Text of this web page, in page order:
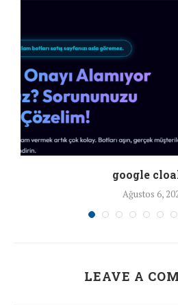
google
Ağustos 6,
LEAVE A